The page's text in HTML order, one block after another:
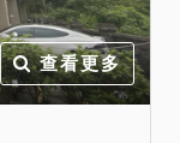
：１,２０
查看更多